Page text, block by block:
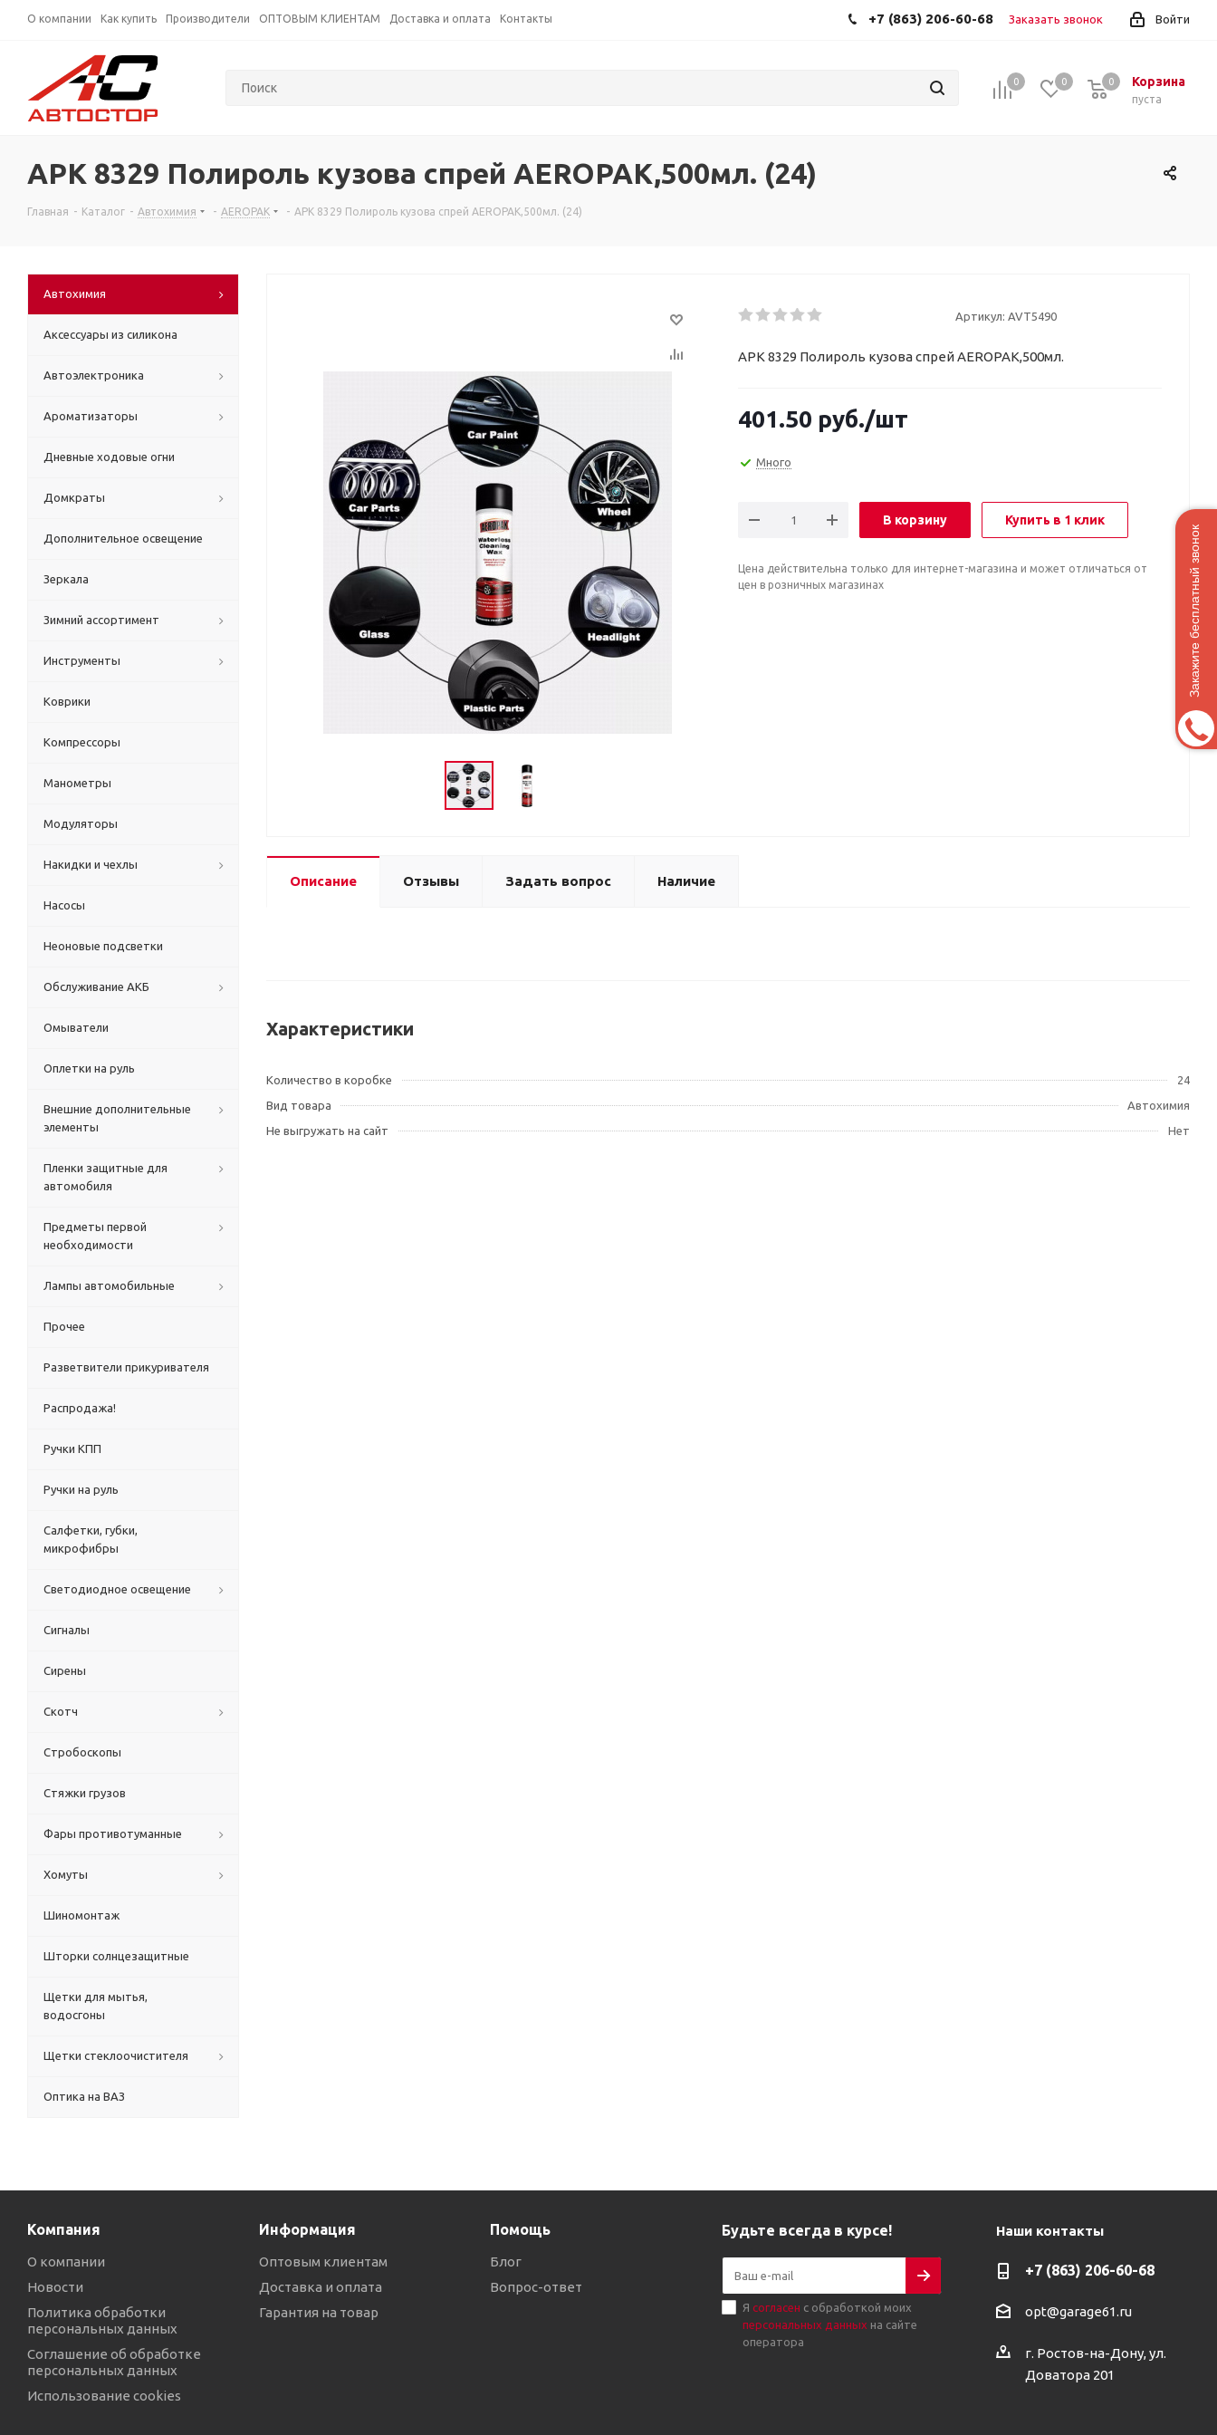
О компании Как купить Производители ОПТОВЫМ КЛИЕНТАМ Доставка и оплата Контакты Войти
+7 (863) 206-60-68 Заказать звонок
0 0 Корзина
пуста
0
APK 8329 Полироль кузова спрей AEROPAK,500мл. (24)
Главная - Каталог - Автохимия - AEROPAK - APK 8329 Полироль кузова спрей AEROPAK,500мл. (24)
Артикул: AVT5490
APK 8329 Полироль кузова спрей AEROPAK,500мл.
401.50 руб./шт
Много
В корзину Купить в 1 клик
Цена действительна только для интернет-магазина и может отличаться от
цен в розничных магазинах
Описание Отзывы Задать вопрос Наличие
Характеристики
Количество в коробке
24
Вид товара
Автохимия
Не выгружать на сайт
Нет
Автохимия
Аксессуары из силикона
Автоэлектроника
Ароматизаторы
Дневные ходовые огни
Домкраты
Дополнительное освещение
Зеркала
Зимний ассортимент
Инструменты
Коврики
Компрессоры
Манометры
Модуляторы
Накидки и чехлы
Насосы
Неоновые подсветки
Обслуживание АКБ
Омыватели
Оплетки на руль
Внешние дополнительные
элементы
Пленки защитные для
автомобиля
Предметы первой
необходимости
Лампы автомобильные
Прочее
Разветвители прикуривателя
Распродажа!
Ручки КПП
Ручки на руль
Салфетки, губки,
микрофибры
Светодиодное освещение
Сигналы
Сирены
Скотч
Стробоскопы
Стяжки грузов
Фары противотуманные
Хомуты
Шиномонтаж
Шторки солнцезащитные
Щетки для мытья,
водосгоны
Щетки стеклоочистителя
Оптика на ВАЗ
Компания
О компании
Новости
Политика обработки
персональных данных
Соглашение об обработке
персональных данных
Использование cookies
Информация
Оптовым клиентам
Доставка и оплата
Гарантия на товар
Помощь
Блог
Вопрос-ответ
Будьте всегда в курсе!
Я согласен с обработкой моих
персональных данных на сайте
оператора
Наши контакты
+7 (863) 206-60-68
opt@garage61.ru
г. Ростов-на-Дону, ул.
Доватора 201
Закажите бесплатный звонок